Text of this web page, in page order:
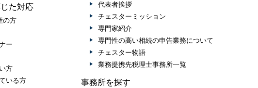
た対応
の方
ー
方
いる方
代表者挨拶
チェスターミッション
専門家紹介
専門性の高い相続の申告業務について
チェスター物語
業務提携先税理士事務所一覧
事務所を探す